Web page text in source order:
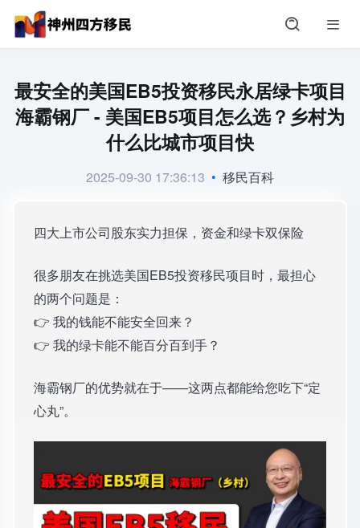
最安全的美国EB5投资移民永居绿卡项目
海霸钢厂 - 美国EB5项目怎么选？乡村为
什么比城市项目快
2025-09-30 17:36:13 • 移民百科
四大上市公司股东实力担保，资金和绿卡双保险
很多朋友在挑选美国EB5投资移民项目时，最担心
的两个问题是：
👉 我的钱能不能安全回来？
👉 我的绿卡能不能百分百到手？
海霸钢厂的优势就在于——这两点都能给您吃下“定
心丸”。